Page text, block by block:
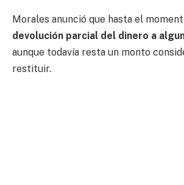
Morales anunció que hasta el
devolución parcial del dinero a
aunque todavía resta un monto
restituir.